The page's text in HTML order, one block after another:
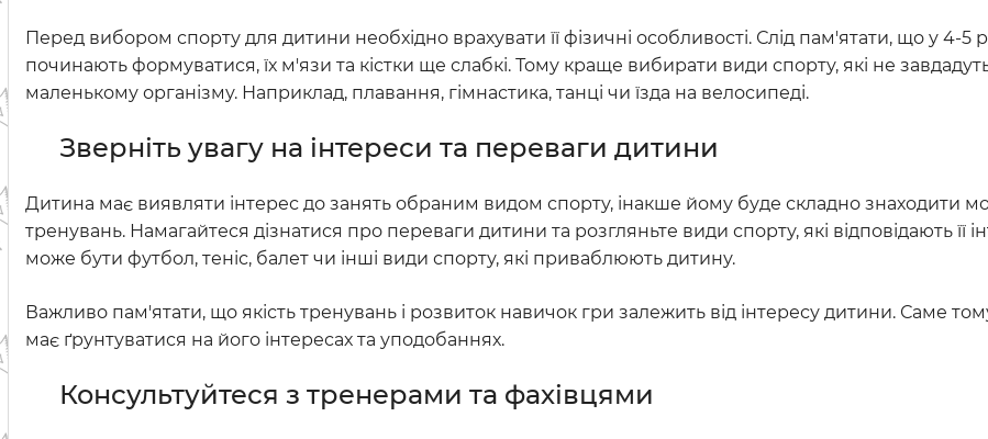
Перед вибором спорту для дитини необхідно врахувати її фізичні особливості. Слід пам'ятати, що у 4-5
починають формуватися, їх м'язи та кістки ще слабкі. Тому краще вибирати види спорту, які не
маленькому організму. Наприклад, плавання, гімнастика, танці чи їзда на велосипеді.
Зверніть увагу на інтереси та переваги дитини
Дитина має виявляти інтерес до занять обраним видом спорту, інакше йому буде складно знаходити
тренувань. Намагайтеся дізнатися про переваги дитини та розгляньте види спорту, які відповідають її
може бути футбол, теніс, балет чи інші види спорту, які приваблюють дитину.
Важливо пам'ятати, що якість тренувань і розвиток навичок гри залежить від інтересу дитини. Саме
має ґрунтуватися на його інтересах та уподобаннях.
Консультуйтеся з тренерами та фахівцями